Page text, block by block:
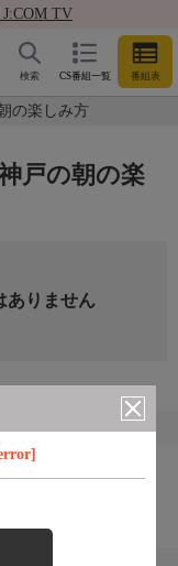
TV
CS番組一覧 番組表
検索
の楽しみ方
戸の朝の楽
ありません